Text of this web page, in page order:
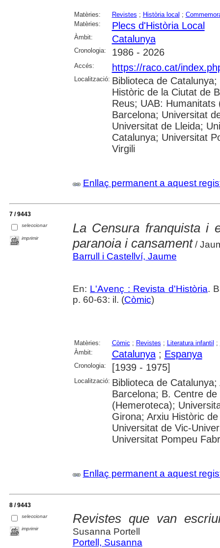
Matèries: Revistes ; Història local ;
Matèries:
Plecs d'Història Local
Àmbit: Catalunya
Cronologia: 1986 - 2026
Accés: https://raco.cat/
Localització: Biblioteca de
Històric de la Ciutat de
Reus; UAB:
Barcelona; Universitat
Universitat de Lleida;
Catalunya; Universitat
Virgili
Enllaç permanent a aquest
7 / 9443
seleccionar
imprimir
La Censura franquista i
paranoia i cansament/
Barrull i Castellví, Jaume
En: L'Avenç : Revista d'Història.
p. 60-63: il. (Còmic)
Matèries: Còmic ; Revistes ; Literatura infantil ;
Àmbit:
Catalunya; Espanya
Cronologia: [1939 - 1975]
Localització: Biblioteca de
Barcelona; B. Centre
(Hemeroteca);
Girona; Arxiu Històric
Universitat de Vic-
Universitat Pompeu
Enllaç permanent a aquest
8 / 9443
seleccionar
imprimir
Revistes que van
Susanna Portell
Portell, Susanna